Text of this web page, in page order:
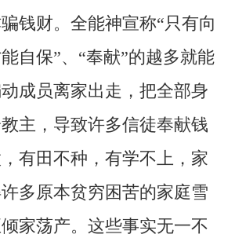
钱财。全能神宣称“只有向
自保”、“奉献”的越多就能
成员离家出走，把全部身
主，导致许多信徒奉献钱
有田不种，有学不上，家
多原本贫穷困苦的家庭雪
家荡产。这些事实无一不